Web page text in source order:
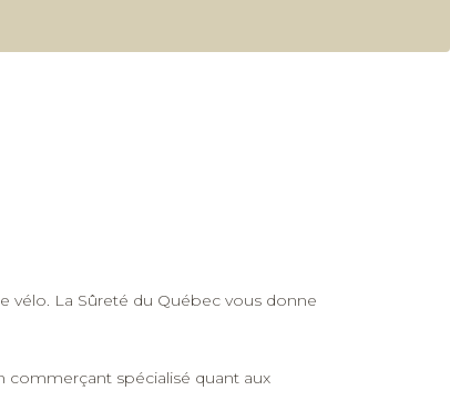
vélo. La Sûreté du Québec vous donne
commerçant spécialisé quant aux